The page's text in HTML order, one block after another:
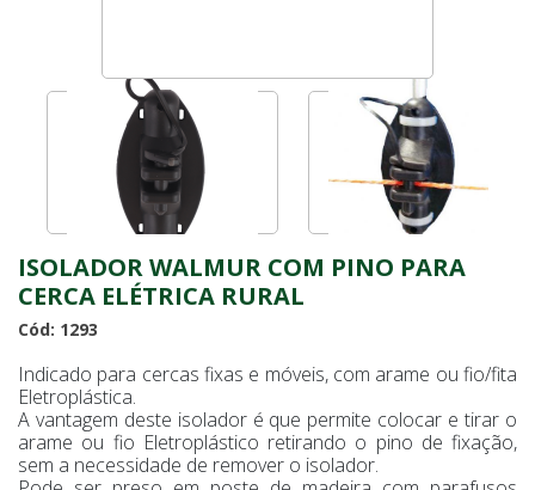
ISOLADOR WALMUR COM PINO PARA
CERCA ELÉTRICA RURAL
Cód: 1293
Indicado para cercas fixas e móveis, com arame ou fio/fita
Eletroplástica.
A vantagem deste isolador é que permite colocar e tirar o
arame ou fio Eletroplástico retirando o pino de fixação,
sem a necessidade de remover o isolador.